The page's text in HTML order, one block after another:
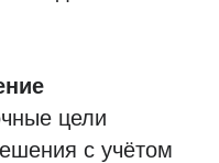
цели
с учётом